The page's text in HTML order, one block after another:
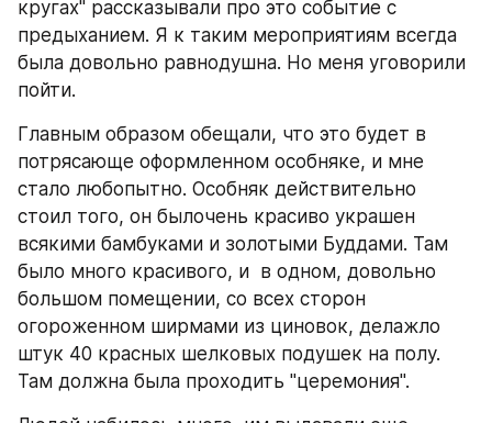
кругах" рассказывали про это событие с
предыханием. Я к таким мероприятиям всегда
была довольно равнодушна. Но меня уговорили
пойти.
Главным образом обещали, что это будет в
потрясающе оформленном особняке, и мне
стало любопытно. Особняк действительно
стоил того, он былочень красиво украшен
всякими бамбуками и золотыми Буддами. Там
было много красивого, и  в одном, довольно
большом помещении, со всех сторон
огороженном ширмами из циновок, делажло
штук 40 красных шелковых подушек на полу.
Там должна была проходить "церемония".